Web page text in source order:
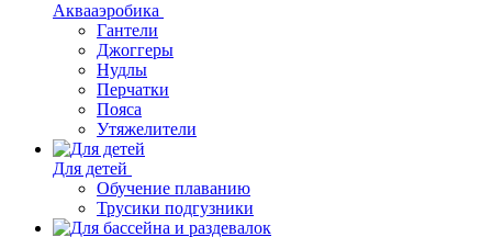
Аквааэробика
Гантели
Джоггеры
Нудлы
Перчатки
Пояса
Утяжелители
Для детей
Обучение плаванию
Трусики подгузники